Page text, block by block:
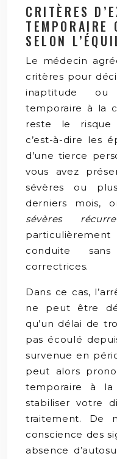
CRITÈRES
TEMPORAIRE
SELON
Le médecin
critères pour
inaptitude ou
temporaire à la
reste le risque
c’est-à-dire les
d’une tierce
vous avez
sévères ou
derniers mois,
sévères
conduite
correctrices.
Dans ce cas,
ne peut être
qu’un délai de
pas écoulé
survenue en
peut alors
temporaire à
stabiliser votre
traitement. De
conscience des
absence